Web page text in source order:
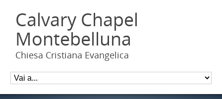
Calvary Chapel
Montebelluna
Chiesa Cristiana Evangelica